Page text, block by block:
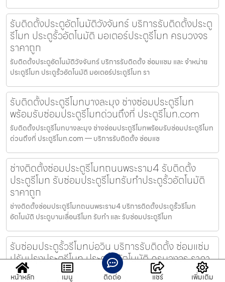
รับติดตั้งประตูอัตโนมัติวังจันทร์ บริการรับติดตั้งประตู
รีโมท ประตูรั้วอัตโนมัติ มอเตอร์ประตูรีโมท ครบวงจร
ราคาถูก
รับติดตั้งประตูอัตโนมัติวังจันทร์ บริการรับติดตั้ง ซ่อมแซม และ จำหน่าย
ประตูรีโมท ประตูรั้วอัตโนมัติ มอเตอร์ประตูรีโมท รา
รับติดตั้งประตูรีโมทบางละมุง ช่างซ่อมประตูรีโมท
พร้อมรับซ่อมประตูรีโมทด่วนถึงที่ ประตูรีโมท.com
รับติดตั้งประตูรีโมทบางละมุง ช่างซ่อมประตูรีโมทพร้อมรับซ่อมประตูรีโมท
ด่วนถึงที่ ประตูรีโมท.com — บริการรับติดตั้ง ซ่อมแซ
ช่างติดตั้งซ่อมประตูรีโมทถนนพระราม4 รับติดตั้ง
ประตูรีโมท รับซ่อมประตูรีโมทรับทำประตูรั้วอัตโนมัติ
ราคาถูก
ช่างติดตั้งซ่อมประตูรีโมทถนนพระราม4 บริการติดตั้งประตูรั้วรีโมท
อัตโนมัติ ประตูบานเลื่อนรีโมท รับทำ และ รับซ่อมประตูรีโมท
รับซ่อมประตูรั้วรีโมทบ่อวิน บริการรับติดตั้ง ซ่อมแซ่ม
ปรับปรุงประตูรีโมท ประตูรั้วอัตโนมัติ ครบวงจร ราคา
ถูก
หน้าหลัก เมนู ติดต่อ แชร์ เพิ่มเติม